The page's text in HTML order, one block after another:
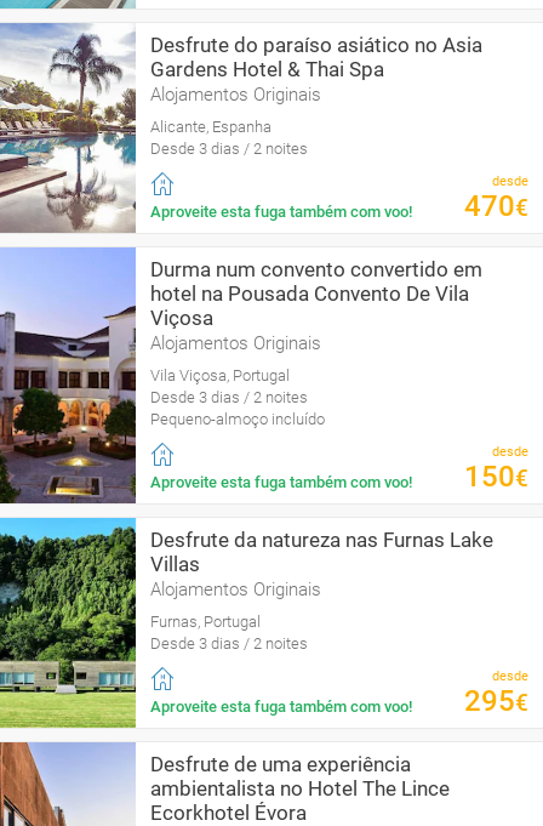
Desfrute do paraíso asiático no Asia
Gardens Hotel & Thai Spa
Alojamentos Originais
Alicante, Espanha
Desde 3 dias / 2 noites
Aproveite esta fuga também com voo!
desde
470€
Durma num convento convertido em
hotel na Pousada Convento De Vila
Viçosa
Alojamentos Originais
Vila Viçosa, Portugal
Desde 3 dias / 2 noites
Pequeno-almoço incluído
Aproveite esta fuga também com voo!
desde
150€
Desfrute da natureza nas Furnas Lake
Villas
Alojamentos Originais
Furnas, Portugal
Desde 3 dias / 2 noites
Aproveite esta fuga também com voo!
desde
295€
Desfrute de uma experiência
ambientalista no Hotel The Lince
Ecorkhotel Évora